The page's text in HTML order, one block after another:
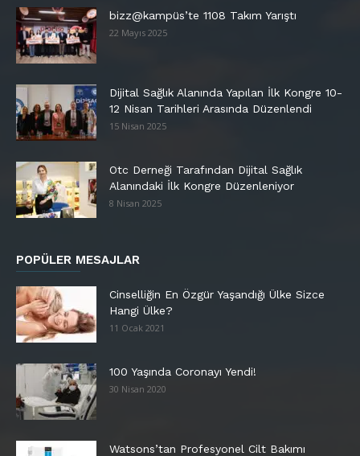
bizz@kampüs’te 1108 Takım Yarıştı
22 Mayıs 2025
Dijital Sağlık Alanında Yapılan İlk Kongre 10-
12 Nisan Tarihleri Arasında Düzenlendi
15 Nisan 2025
Otc Derneği Tarafından Dijital Sağlık
Alanındaki İlk Kongre Düzenleniyor
8 Nisan 2025
POPÜLER MESAJLAR
Cinselliğin En Özgür Yaşandığı Ülke Sizce
Hangi Ülke?
11 Ocak 2021
100 Yaşında Coronayı Yendi!
30 Nisan 2020
Watsons’tan Profesyonel Cilt Bakımı